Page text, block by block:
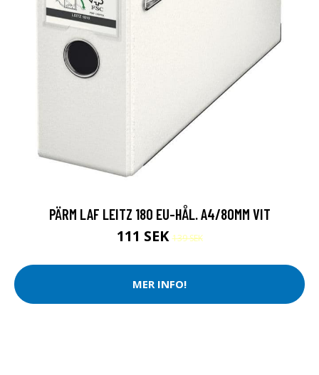
PÄRM LAF LEITZ 180 EU-HÅL. A4/80MM VIT
111 SEK139 SEK
MER INFO!